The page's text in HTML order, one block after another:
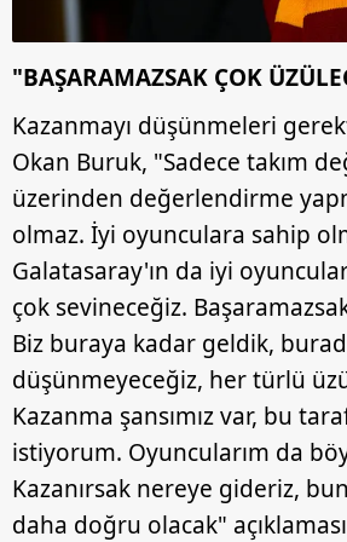
"BAŞARAMAZSAK ÇOK
Kazanmayı düşünmeleri
Okan Buruk, "Sadece takım
üzerinden değerlendirme
olmaz. İyi oyunculara sahip
Galatasaray'ın da iyi
çok sevineceğiz.
Biz buraya kadar geldik,
düşünmeyeceğiz, her türlü
Kazanma şansımız var, bu
istiyorum. Oyuncularım da
Kazanırsak nereye gideriz,
daha doğru olacak"